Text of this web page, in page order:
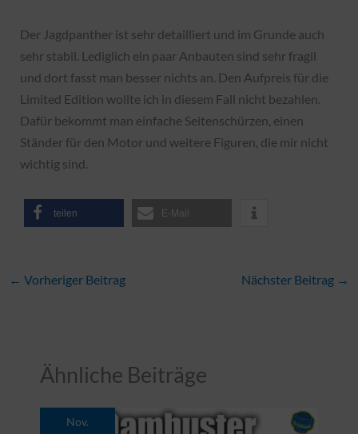
Der Jagdpanther ist sehr detailliert und im Grunde auch
sehr stabil. Lediglich ein paar Anbauten sind sehr fragil
und dort fasst man besser nichts an. Den Aufpreis für die
Limited Edition wollte ich in diesem Fall nicht bezahlen.
Dafür bekommt man einfache Seitenschürzen, einen
Ständer für den Motor und weitere Figuren, die mir nicht
wichtig sind.
teilen E-Mail
← Vorheriger Beitrag Nächster Beitrag →
Ähnliche Beiträge
Nov.